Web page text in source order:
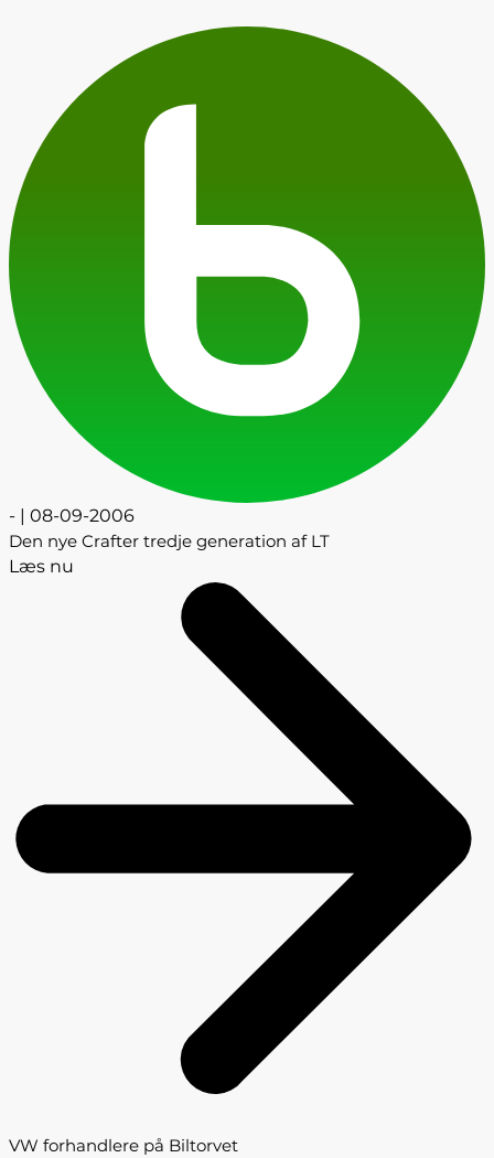
- | 08-09-2006
Den nye Crafter tredje generation af LT
Læs nu
VW forhandlere på Biltorvet